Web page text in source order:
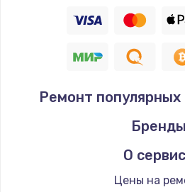
Ремонт
Бренды
О
Цены на